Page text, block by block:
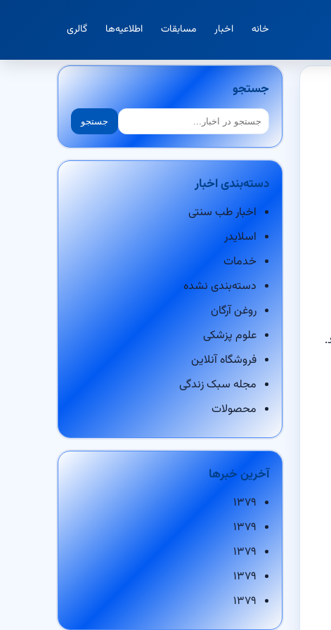
خانه اخبار مسابقات اطلاعیه‌ها گالری
جستجو
جستجو جستجو
دسته‌بندی اخبار
اخبار طب سنتی
اسلایدر
خدمات
دسته‌بندی نشده
روغن آرگان
علوم پزشکی
فروشگاه آنلاین
مجله سبک زندگی
محصولات
آخرین خبرها
۱۳۷۹
۱۳۷۹
۱۳۷۹
۱۳۷۹
۱۳۷۹